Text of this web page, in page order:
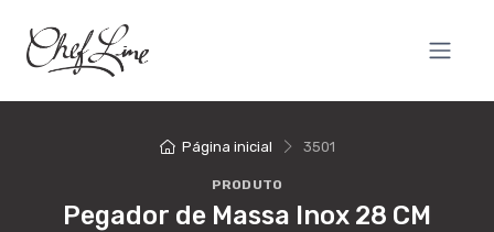
Página inicial 3501
PRODUTO
Pegador de Massa Inox 28 CM